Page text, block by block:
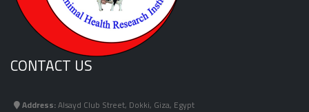
CONTACT US
Address:Alsayd Club Street, Dokki, Giza, Egypt